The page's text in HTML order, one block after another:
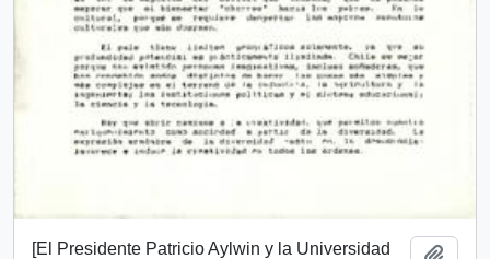
[El Presidente Patricio Aylwin y la Universidad